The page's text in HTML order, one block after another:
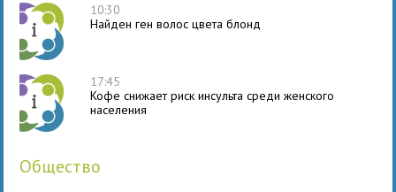
10:30
Найден ген волос цвета блонд
17:45
Кофе снижает риск инсульта среди женского
населения
общество